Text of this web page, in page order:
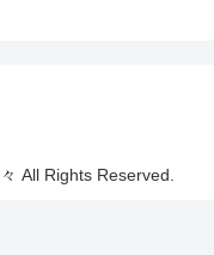
All Rights Reserved.